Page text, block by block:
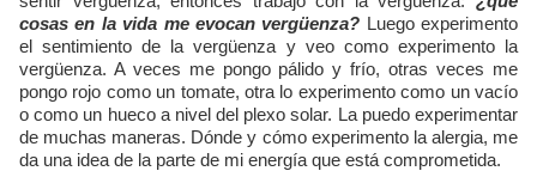
cosas en la vida me evocan vergüenza? Luego experimento
el sentimiento de la vergüenza y veo como experimento la
vergüenza. A veces me pongo pálido y frío, otras veces me
pongo rojo como un tomate, otra lo experimento como un vacío
o como un hueco a nivel del plexo solar. La puedo experimentar
de muchas maneras. Dónde y cómo experimento la alergia, me
da una idea de la parte de mi energía que está comprometida.